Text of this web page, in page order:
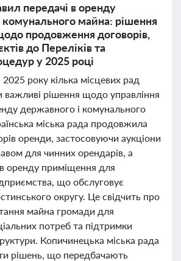
передачі в оренду
майна: рішення
продовження договорів,
до Переліків та
у 2025 році
року кілька місцевих рад
важливі рішення щодо управління
державного і комунального
міська рада продовжила
оренди, застосовуючи аукціони
для чинних орендарів, а
оренду приміщення для
що обслуговує
округу. Це свідчить про
майна громади для
потреб та підтримки
Копичинецька міська рада
рішень, що передбачають